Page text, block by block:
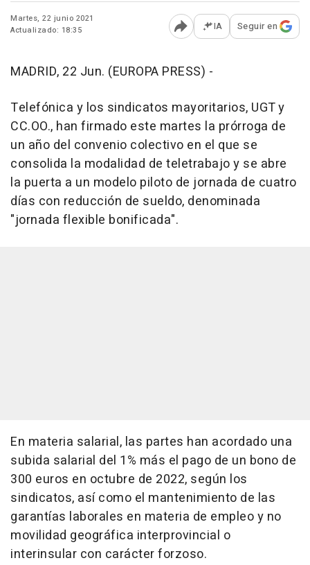
Martes, 22 junio 2021
Actualizado: 18:35
Abrir opciones para
IA Seguir en
MADRID, 22 Jun. (EUROPA PRESS) -
Telefónica y los sindicatos mayoritarios, UGT y
CC.OO., han firmado este martes la prórroga de
un año del convenio colectivo en el que se
consolida la modalidad de teletrabajo y se abre
la puerta a un modelo piloto de jornada de cuatro
días con reducción de sueldo, denominada
"jornada flexible bonificada".
En materia salarial, las partes han acordado una
subida salarial del 1% más el pago de un bono de
300 euros en octubre de 2022, según los
sindicatos, así como el mantenimiento de las
garantías laborales en materia de empleo y no
movilidad geográfica interprovincial o
interinsular con carácter forzoso.